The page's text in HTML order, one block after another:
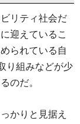
リティ社会だ
迎えているこ
られている自
り組みなどが少
のだ。
かりと見据え